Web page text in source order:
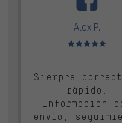
Alex P.
Valoración
Siempre
rápido.
Información
envío,